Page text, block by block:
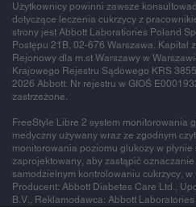
Użytkownicy powinni zawsze
dotyczące leczenia cukrzycy z
strony jest Abbott Laboratiories Poland
Postępu 21B, 02-676 Warszawa. Kapitał
Rejonowy dla m.st Warszawy w
Krajowego Rejestru Sądowego KRS
2026 Abbott. Nr rejestru w GIOŚ
zastrzeżone.
FreeStyle Libre 2 system monitorowania
medyczny używany wraz ze zgodnym
monitorowania poziomu glukozy w
zaprojektowany, aby zastąpić
samodzielnym kontrolowaniu cukrzycy,
Producent: Abbott Diabetes Care Ltd.,
B.V., Reklamodawca: Abbott